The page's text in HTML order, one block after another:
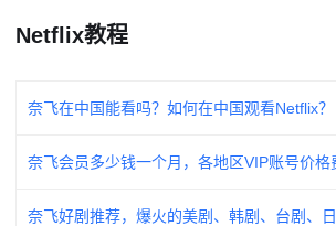
Netflix教程
奈飞在中国能看吗？如何在中国观看Netflix？
奈飞会员多少钱一个月，各地区VIP账号价格
奈飞好剧推荐，爆火的美剧、韩剧、台剧、